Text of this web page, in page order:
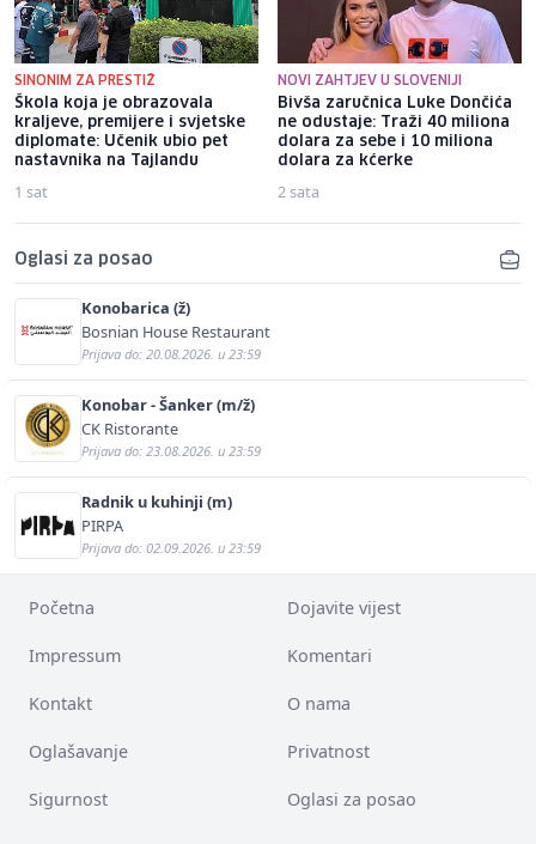
SINONIM ZA PRESTIŽ
Škola koja je obrazovala
kraljeve, premijere i svjetske
diplomate: Učenik ubio pet
nastavnika na Tajlandu
1 sat
NOVI ZAHTJEV U SLOVENIJI
Bivša zaručnica Luke Dončića
ne odustaje: Traži 40 miliona
dolara za sebe i 10 miliona
dolara za kćerke
2 sata
Oglasi za posao
Konobarica (ž)
Bosnian House Restaurant
Prijava do: 20.08.2026. u 23:59
Konobar - Šanker (m/ž)
CK Ristorante
Prijava do: 23.08.2026. u 23:59
Radnik u kuhinji (m)
PIRPA
Prijava do: 02.09.2026. u 23:59
Početna Dojavite vijest
Impressum Komentari
Kontakt O nama
Oglašavanje Privatnost
Sigurnost Oglasi za posao